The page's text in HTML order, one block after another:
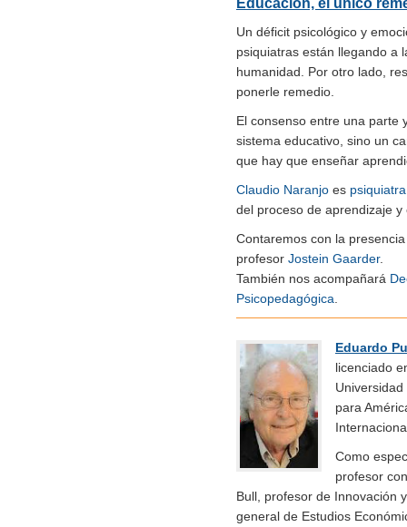
Educación, el único
Un déficit psicológico y
psiquiatras están llegando a
humanidad. Por otro lado,
ponerle remedio.
El consenso entre una parte
sistema educativo, sino un
que hay que enseñar
Claudio Naranjo es psiquiatra
del proceso de aprendizaje
Contaremos con la
profesor Jostein Gaarder.
También nos acompañará
Psicopedagógica.
Eduardo
licenciado
para
Como
profesor
Bull, profesor de Innovación
general de Estudios